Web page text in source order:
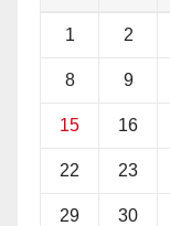
1 2
8 9
15 16
22 23
29 30